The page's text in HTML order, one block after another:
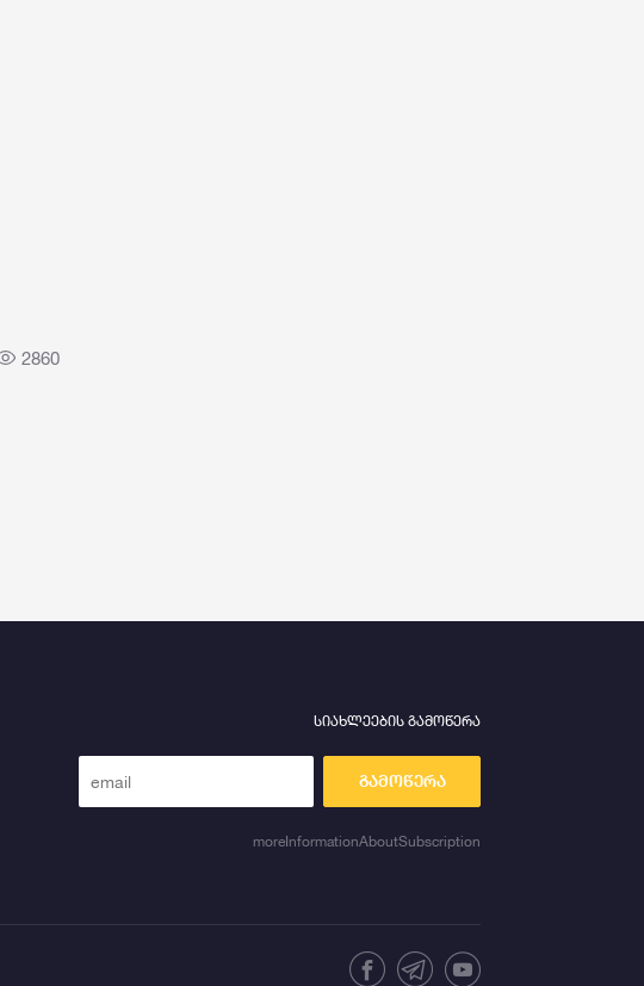
2860
სიახლეების გამოწერა
გამოწერა
moreInformationAboutSubscription